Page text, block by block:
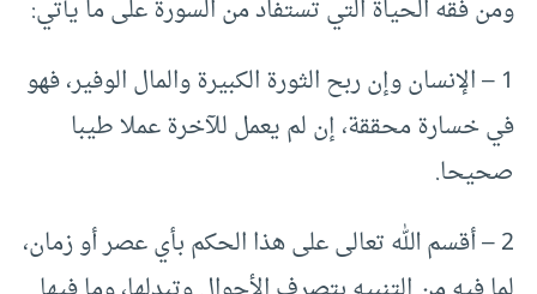
ومن فقه الحياة التي تستفاد من السورة على ما يأتي:
1 – الإنسان وإن ربح الثورة الكبيرة والمال الوفير، فهو
في خسارة محققة، إن لم يعمل للآخرة عملا طيبا
صحيحا.
2 – أقسم الله تعالى على هذا الحكم بأي عصر أو زمان،